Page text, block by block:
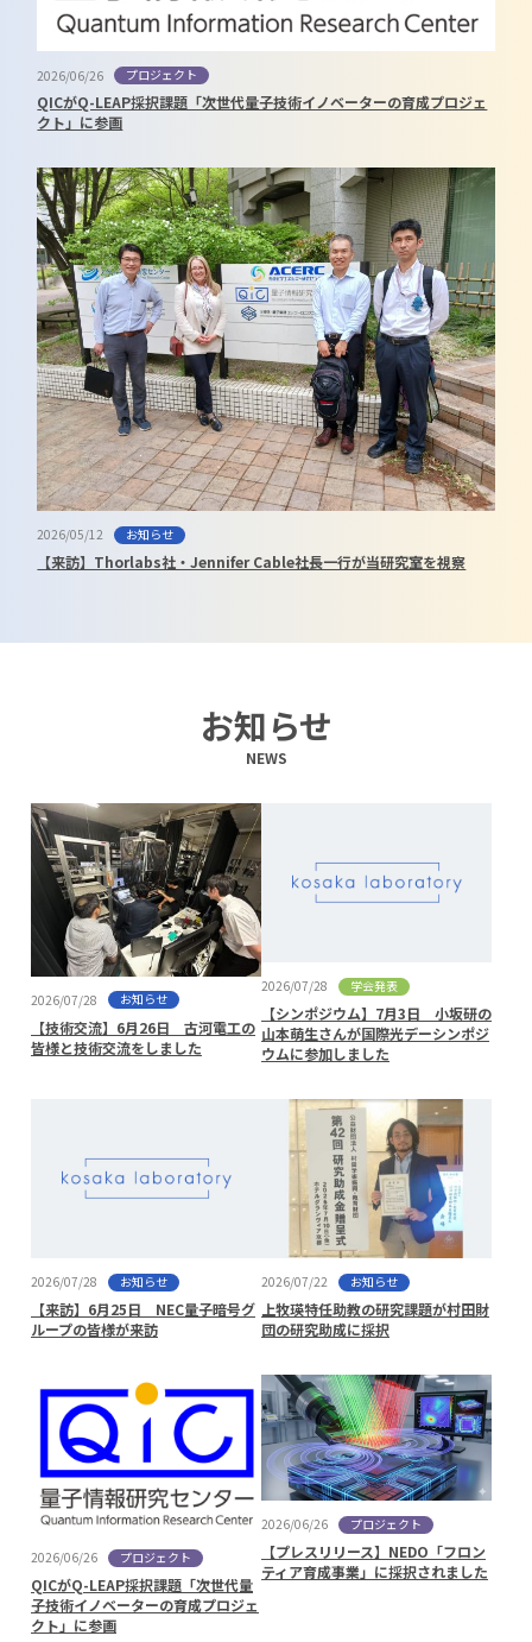
2026/06/26 プロジェクト
QICがQ-LEAP採択課題「次世代量子技術イノベーターの育成プロジェ
クト」に参画
2026/05/12 お知らせ
【来訪】Thorlabs社・Jennifer Cable社長一行が当研究室を視察
お知らせ
NEWS
2026/07/28 お知らせ
【技術交流】6月26日 古河電工の
皆様と技術交流をしました
2026/07/28 学会発表
【シンポジウム】7月3日 小坂研の
山本萌生さんが国際光デーシンポジ
ウムに参加しました
2026/07/28 お知らせ
【来訪】6月25日 NEC量子暗号グ
ループの皆様が来訪
2026/07/22 お知らせ
上牧瑛特任助教の研究課題が村田財
団の研究助成に採択
2026/06/26 プロジェクト
QICがQ-LEAP採択課題「次世代量
子技術イノベーターの育成プロジェ
クト」に参画
2026/06/26 プロジェクト
【プレスリリース】NEDO「フロン
ティア育成事業」に採択されました